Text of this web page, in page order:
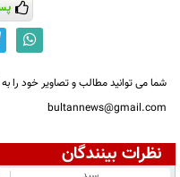
شما می توانید مطالب و تصاویر خود را
bultannews@gmail.com
نظرات بینندگان